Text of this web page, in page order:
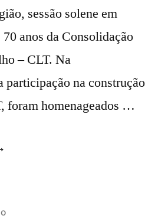
sessão solene em
anos da Consolidação
– CLT. Na
participação na construção
foram homenageados …